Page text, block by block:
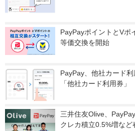
PayPayポイントとVポ
等価交換を開始
PayPay、他社カード
「他社カード利用券」
三井住友Olive、
クレカ積立0.5%増など